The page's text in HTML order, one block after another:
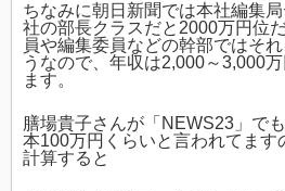
ちなみに朝日新聞では本社編集
社の部長クラスだと2000万円位
員や編集委員などの幹部ではそ
うなので、年収は2,000～3,000
ます。
膳場貴子さんが「NEWS23」で
本100万円くらいと言われてます
計算すると